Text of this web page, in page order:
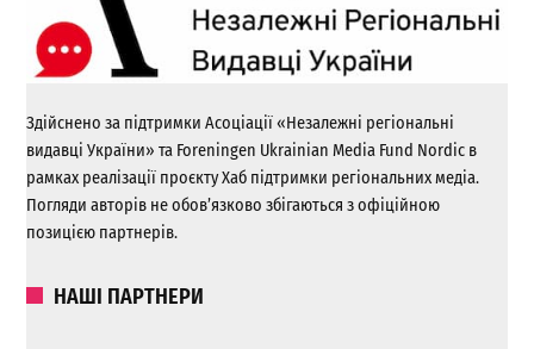
Здійснено за підтримки Асоціації «Незалежні регіональні
видавці України» та Foreningen Ukrainian Media Fund Nordic в
рамках реалізації проєкту Хаб підтримки регіональних медіа.
Погляди авторів не обов’язково збігаються з офіційною
позицією партнерів.
НАШІ ПАРТНЕРИ